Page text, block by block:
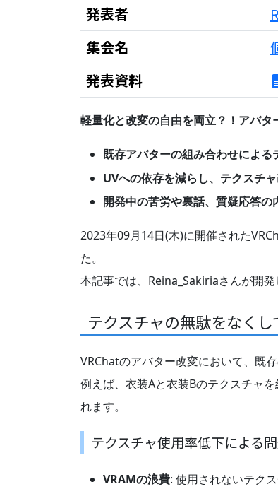
発表者
集会名
発表資料
軽量化と改変の自由を両立？！アバ
既存アバターの組み合わせによ
UVへの依存を減らし、テクスチ
開発中の苦労や裏話、質疑応答の
2023年09月14日(木)に開催された
た。
本記事では、Reina_Sakiriaさんが開
テクスチャの無駄をなく
VRChatのアバター改変において、既
例えば、衣装Aと衣装Bのテクスチャ
れます。
テクスチャ使用率低下による
VRAMの浪費: 使用されないテク